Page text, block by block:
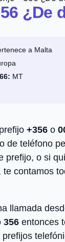
¿De
a Malta
MT
+356 o
de teléfono
prefijo, o si
te contamos
llamada
356 entonces
prefijos